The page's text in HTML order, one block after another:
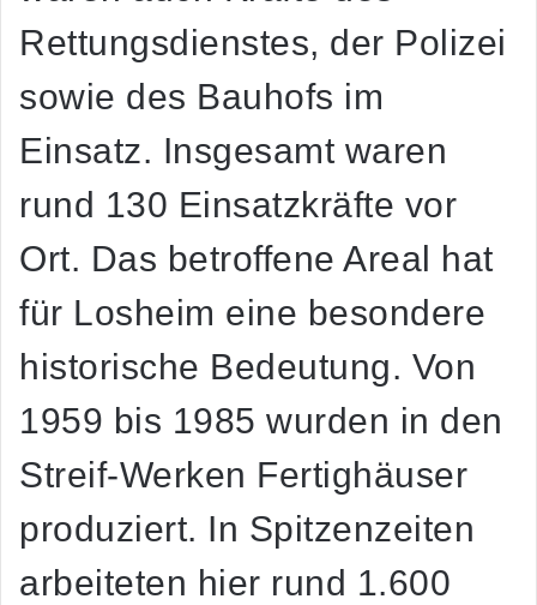
Rettungsdienstes, der Polizei
sowie des Bauhofs im
Einsatz. Insgesamt waren
rund 130 Einsatzkräfte vor
Ort. Das betroffene Areal hat
für Losheim eine besondere
historische Bedeutung. Von
1959 bis 1985 wurden in den
Streif-Werken Fertighäuser
produziert. In Spitzenzeiten
arbeiteten hier rund 1.600